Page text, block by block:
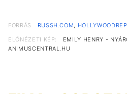
FORRÁS RUSSH.COM,
ELŐNÉZETI KÉP:
EMILY HENRY -
ANIMUSCENTRAL.HU